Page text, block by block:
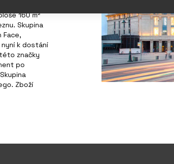
ve
160 m²
Skupina
Face,
k dostání
značky
po
Zboží